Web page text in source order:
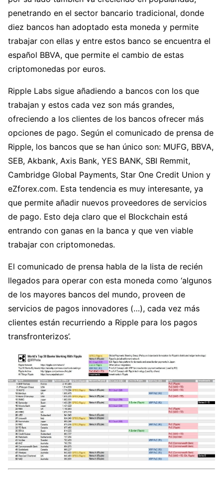
penetrando en el sector bancario tradicional, donde
diez bancos han adoptado esta moneda y permite
trabajar con ellas y entre estos banco se encuentra el
español BBVA, que permite el cambio de estas
criptomonedas por euros.
Ripple Labs sigue añadiendo a bancos con los que
trabajan y estos cada vez son más grandes,
ofreciendo a los clientes de los bancos ofrecer más
opciones de pago. Según el comunicado de prensa de
Ripple, los bancos que se han único son: MUFG, BBVA,
SEB, Akbank, Axis Bank, YES BANK, SBI Remmit,
Cambridge Global Payments, Star One Credit Union y
eZforex.com. Esta tendencia es muy interesante, ya
que permite añadir nuevos proveedores de servicios
de pago. Esto deja claro que el Blockchain está
entrando con ganas en la banca y que ven viable
trabajar con criptomonedas.
El comunicado de prensa habla de la lista de recién
llegados para operar con esta moneda como ‘algunos
de los mayores bancos del mundo, proveen de
servicios de pagos innovadores (…), cada vez más
clientes están recurriendo a Ripple para los pagos
transfronterizos’.